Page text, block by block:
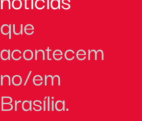
que
acontecem
no/em
Brasília.